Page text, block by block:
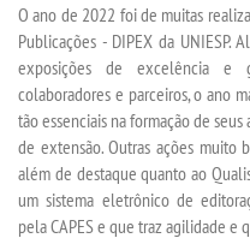
TRANSFERÊNCIA
SEGUNDA GRADUAÇÃO
MATRÍCULA
O ano de 2022 foi de muitas
Publicações - DIPEX da UNIESP.
exposições de excelência e
colaboradores e parceiros, o ano
tão essenciais na formação de
de extensão. Outras ações muito
além de destaque quanto ao
um sistema eletrônico de
pela CAPES e que traz agilidade e